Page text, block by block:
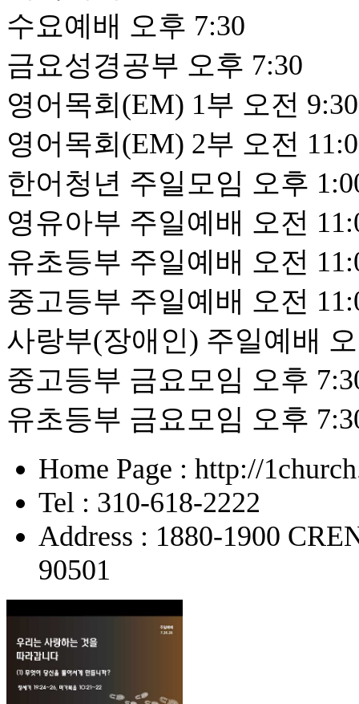
수요예배 오후 7:30
금요성경공부 오후 7:30
영어목회(EM) 1부 오전 9:30
영어목회(EM) 2부 오전
한어청년 주일모임 오후
영유아부 주일예배 오전
유초등부 주일예배 오전
중고등부 주일예배 오전
사랑부(장애인) 주일예배
중고등부 금요모임 오후
유초등부 금요모임 오후
Home Page : http://
Tel : 310-618-2222
Address : 1880-1900
90501